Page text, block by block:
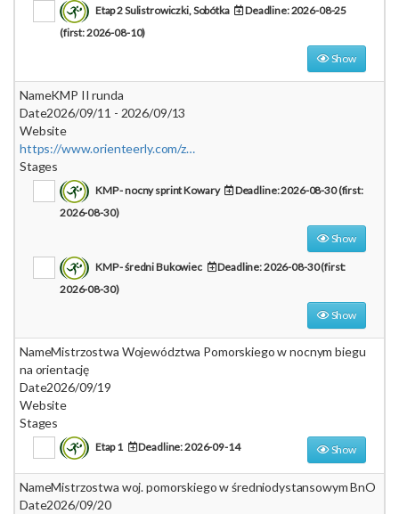
Etap 2 Sulistrowiczki, Sobótka
Deadline: 2026-08-25
(first: 2026-08-10)
Show
NameKMP II runda
Date2026/09/11 - 2026/09/13
Website
https://www.orienteerly.com/zawody/klubowe-mistrzostwa-polski-ii-runda
Stages
KMP - nocny sprint Kowary
Deadline: 2026-08-30 (first:
2026-08-30)
Show
KMP - średni Bukowiec
Deadline: 2026-08-30 (first:
2026-08-30)
Show
NameMistrzostwa Województwa Pomorskiego w nocnym biegu
na orientację
Date2026/09/19
Website
Stages
Etap 1 Deadline: 2026-09-14 Show
NameMistrzostwa woj. pomorskiego w średniodystansowym BnO
Date2026/09/20